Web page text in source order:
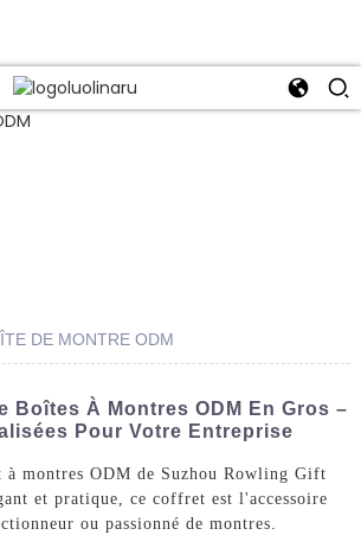
DE MONTRE ODM
Boîtes À Montres ODM En Gros –
Pour Votre Entreprise
montres ODM de Suzhou Rowling Gift
et pratique, ce coffret est l'accessoire
ou passionné de montres.